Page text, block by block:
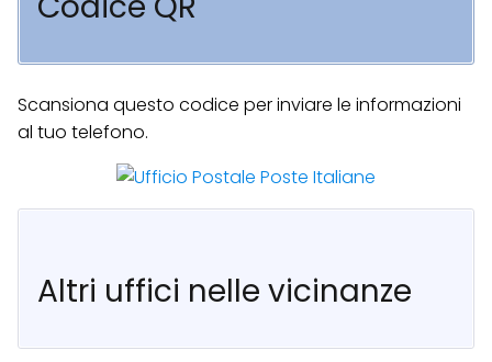
Scansiona questo codice per inviare le informazioni
al tuo telefono.
Altri uffici nelle vicinanze